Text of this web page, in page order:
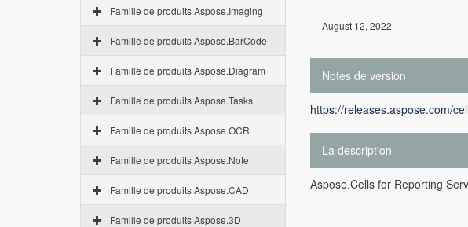
Famille de produits Aspose.Imaging
Famille de produits Aspose.BarCode
Famille de produits Aspose.Diagram
Famille de produits Aspose.Tasks
Famille de produits Aspose.OCR
Famille de produits Aspose.Note
Famille de produits Aspose.CAD
Famille de produits Aspose.3D
August 12, 2022
Notes de version
https://releases.aspose.com/
La description
Aspose.Cells for Reporting